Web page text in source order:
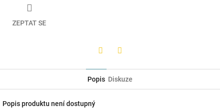
ZEPTAT SE
Popis Diskuze
Popis produktu není dostupný